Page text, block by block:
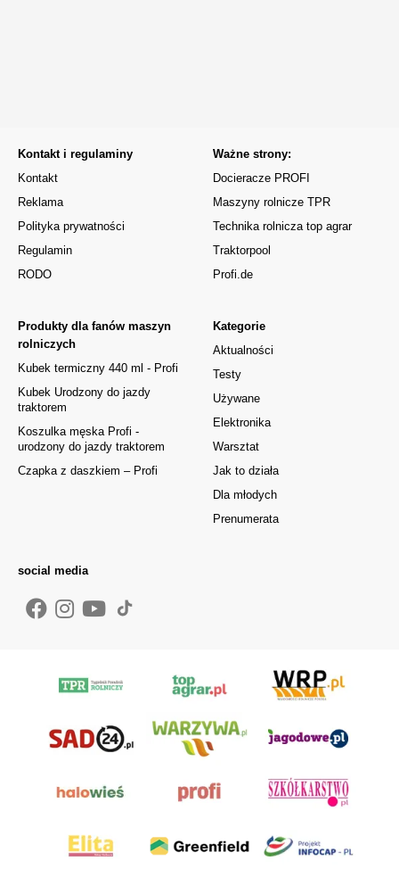
Kontakt i regulaminy
Kontakt
Reklama
Polityka prywatności
Regulamin
RODO
Kategorie
Aktualności
Testy
Używane
Elektronika
Warsztat
Jak to działa
Dla młodych
Prenumerata
Produkty dla fanów maszyn
rolniczych
Kubek termiczny 440 ml - Profi
Kubek Urodzony do jazdy
traktorem
Koszulka męska Profi -
urodzony do jazdy traktorem
Czapka z daszkiem – Profi
Ważne strony:
Docieracze PROFI
Maszyny rolnicze TPR
Technika rolnicza top agrar
Traktorpool
Profi.de
social media